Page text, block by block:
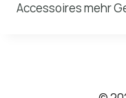
Accessoires mehr